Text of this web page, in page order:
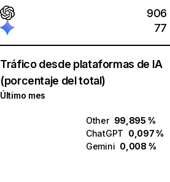
906
77
Tráfico desde plataformas de IA
(porcentaje del total)
Último mes
Other 99,895 %
ChatGPT 0,097 %
Gemini 0,008 %